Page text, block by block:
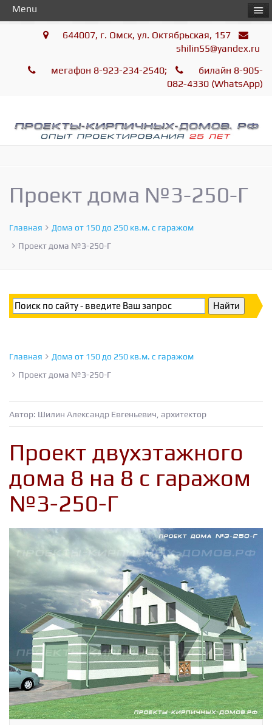
644007, г. Омск, ул. Октябрьская, 157
shilin55@yandex.ru
мегафон 8-923-234-2540;
билайн 8-905-
082-4330 (WhatsApp)
Проект дома №3-250-Г
Главная
Дома от 150 до 250 кв.м. с гаражом
Проект дома №3-250-Г
Главная
Дома от 150 до 250 кв.м. с гаражом
Проект дома №3-250-Г
Автор: Шилин Александр Евгеньевич, архитектор
Проект двухэтажного
дома 8 на 8 с гаражом
№3-250-Г
Menu